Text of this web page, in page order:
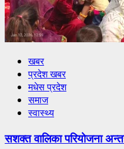
खबर
प्रदेश खबर
मधेस प्रदेश
समाज
स्वास्थ्य
सशक्त वालिका परियोजना